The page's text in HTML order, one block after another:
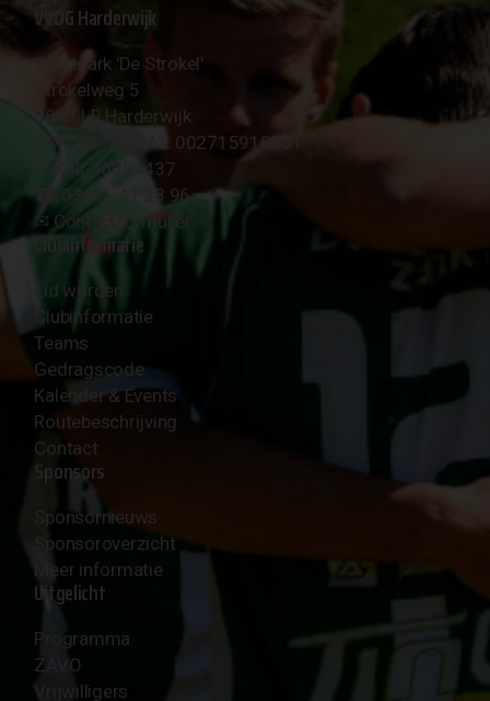
VVOG Harderwijk
Sportpark 'De Strokel'
Strokelweg 5
3847 LR Harderwijk
BTW Nummer NL 002715910B01
KvK Nr 40094437
☎︎ 0341 - 41 28 96
✉︎ Contactformulier
Clubinformatie
Lid worden
Clubinformatie
Teams
Gedragscode
Kalender & Events
Routebeschrijving
Contact
Sponsors
Sponsornieuws
Sponsoroverzicht
Meer informatie
Uitgelicht
Programma
ZAVO
Vrijwilligers